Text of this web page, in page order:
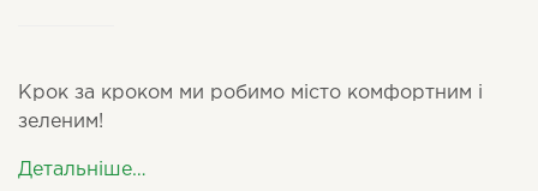
Крок за кроком ми робимо місто комфортним і
зеленим!
Детальніше…